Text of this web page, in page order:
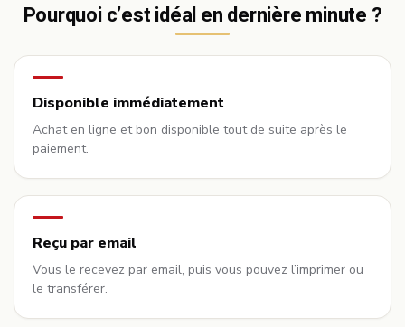
Pourquoi c’est idéal en dernière minute ?
Disponible immédiatement
Achat en ligne et bon disponible tout de suite après le
paiement.
Reçu par email
Vous le recevez par email, puis vous pouvez l’imprimer ou
le transférer.